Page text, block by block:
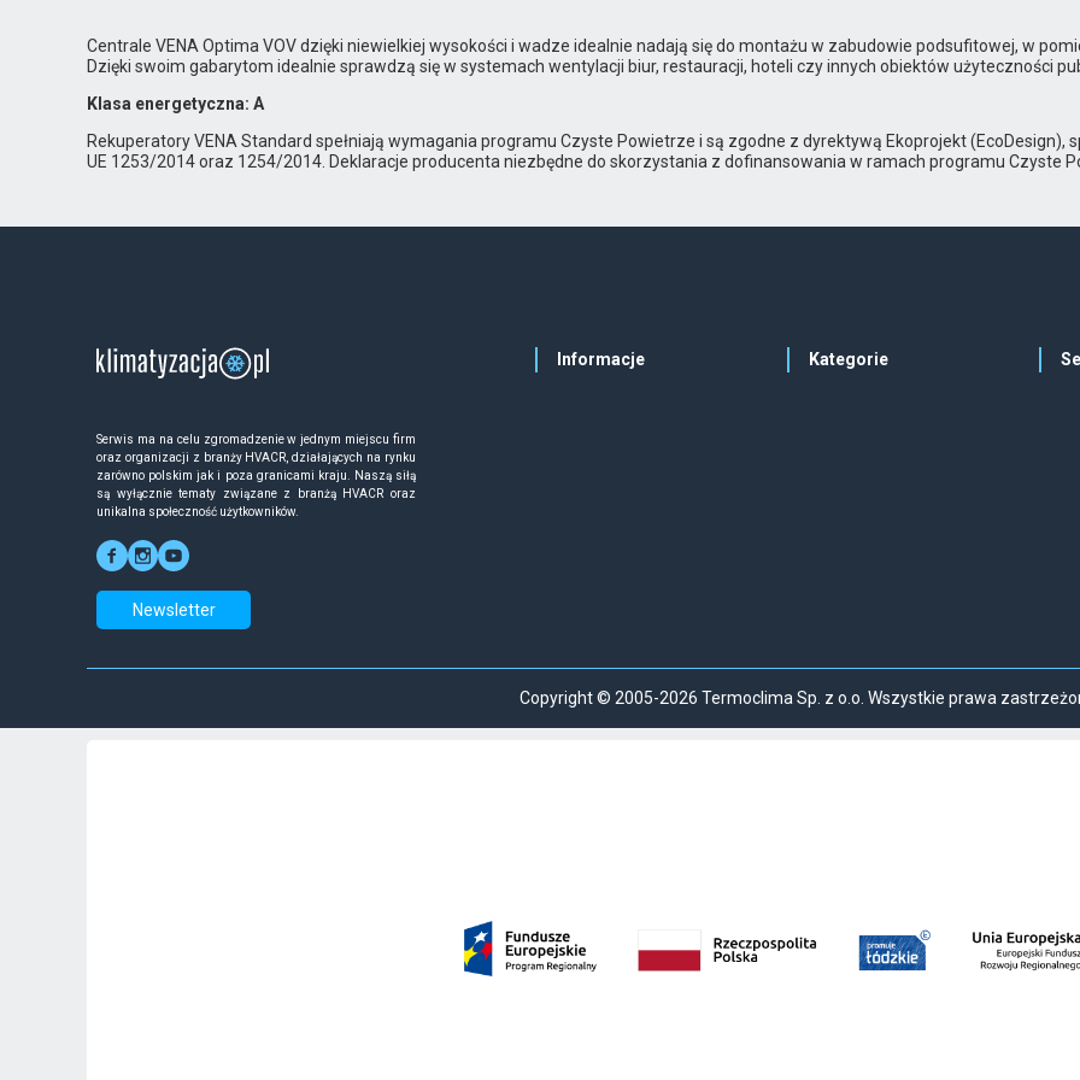
Centrale VENA Optima VOV dzięki niewielkiej wysokości i wadze idealnie nadają się do montażu w zabudowie podsufitowej, w
Dzięki swoim gabarytom idealnie sprawdzą się w systemach wentylacji biur, restauracji, hoteli czy innych obiektów użyteczności
Klasa energetyczna: A
Rekuperatory VENA Standard spełniają wymagania programu Czyste Powietrze i są zgodne z dyrektywą Ekoprojekt
UE 1253/2014 oraz 1254/2014. Deklaracje producenta niezbędne do skorzystania z dofinansowania w ramach programu Czyste
Serwis ma na celu zgromadzenie w jednym miejscu firm
oraz organizacji z branży HVACR, działających na rynku
zarówno polskim jak i poza granicami kraju. Naszą siłą
są wyłącznie tematy związane z branżą HVACR oraz
unikalna społeczność użytkowników.
Newsletter
Informacje Kategorie
Copyright © 2005-2026 Termoclima Sp. z o.o. Wszystkie prawa